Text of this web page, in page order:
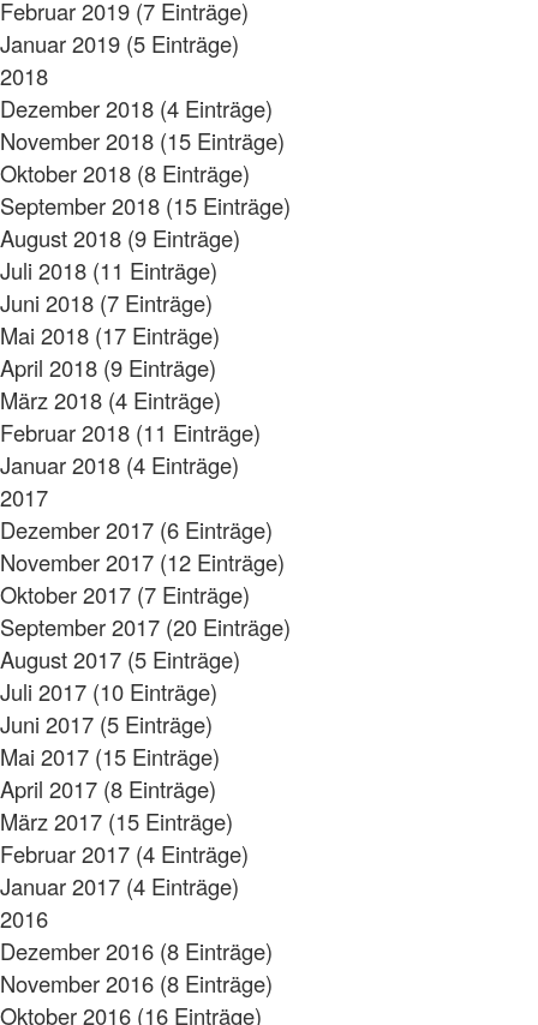
Februar 2019 (7 Einträge)
Januar 2019 (5 Einträge)
2018
Dezember 2018 (4 Einträge)
November 2018 (15 Einträge)
Oktober 2018 (8 Einträge)
September 2018 (15 Einträge)
August 2018 (9 Einträge)
Juli 2018 (11 Einträge)
Juni 2018 (7 Einträge)
Mai 2018 (17 Einträge)
April 2018 (9 Einträge)
März 2018 (4 Einträge)
Februar 2018 (11 Einträge)
Januar 2018 (4 Einträge)
2017
Dezember 2017 (6 Einträge)
November 2017 (12 Einträge)
Oktober 2017 (7 Einträge)
September 2017 (20 Einträge)
August 2017 (5 Einträge)
Juli 2017 (10 Einträge)
Juni 2017 (5 Einträge)
Mai 2017 (15 Einträge)
April 2017 (8 Einträge)
März 2017 (15 Einträge)
Februar 2017 (4 Einträge)
Januar 2017 (4 Einträge)
2016
Dezember 2016 (8 Einträge)
November 2016 (8 Einträge)
Oktober 2016 (16 Einträge)